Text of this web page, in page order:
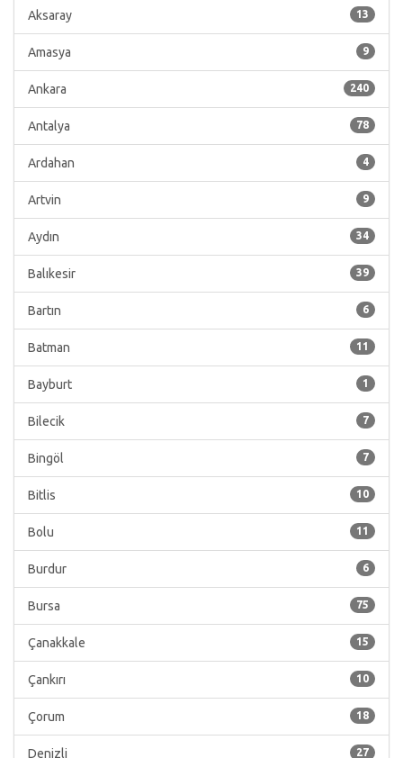
13
Aksaray
9
Amasya
240
Ankara
78
Antalya
4
Ardahan
9
Artvin
34
Aydın
39
Balıkesir
6
Bartın
11
Batman
1
Bayburt
7
Bilecik
7
Bingöl
10
Bitlis
11
Bolu
6
Burdur
75
Bursa
15
Çanakkale
10
Çankırı
18
Çorum
27
Denizli